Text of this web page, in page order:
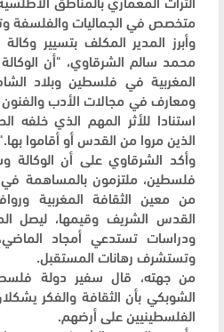
متخصص في الجماليات والفلسفة
وأبرز المدير المكلف بتسيير
محمد سالم الشرقاوي، "أن الوكالة
المغربية في فلسطين وبلاد
ومعارف في مجالات الأدب والفنون
استنادا للأثر المهم الذي خلفه
الذين مروا من القدس أو أقاموا بها."
وأكد الشرقاوي على أن
فلسطين، ملتزمون بالمساهمة
من معين الثقافة المغربية
القدس الشريف وقيمها، ليصل
ودراسات تستدعي أمجاد
وتستشرف رهانات المستقبل.
من جهته، قال سفير دولة
الشوبكي بأن الثقافة والفكر
الفلسطينيين على أرضهم.